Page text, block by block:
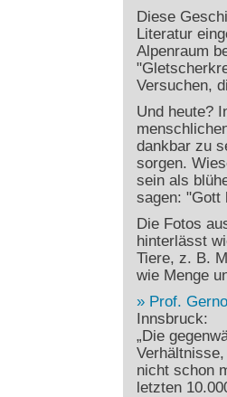
Diese
Literatur
Alpenraum
Versuchen,
Und heute?
dankbar zu
sorgen.
sein als
sagen: "Gott
Die Fotos
hinterlässt
Tiere, z. B.
wie Menge
Prof.
Innsbruck:
„Die
nicht schon
letzten